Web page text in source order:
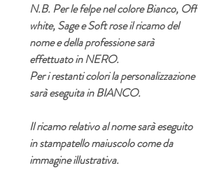
N.B. Per le felpe nel colore Bianco, Off
white, Sage e Soft rose il ricamo del
nome e della professione sarà
effettuato in NERO.
Per i restanti colori la personalizzazione
sarà eseguita in BIANCO.
Il ricamo relativo al nome sarà eseguito
in stampatello maiuscolo come da
immagine illustrativa.